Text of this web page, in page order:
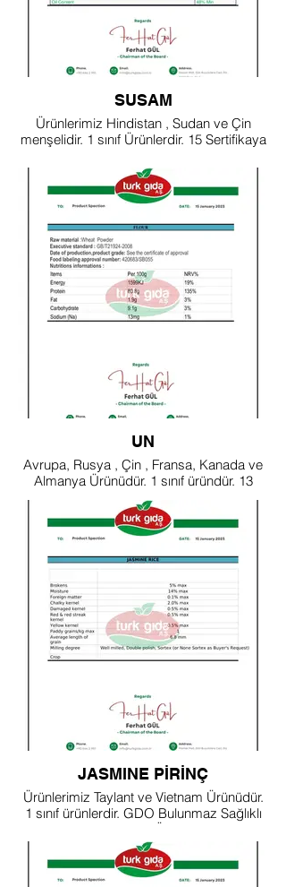
SUSAM
Ürünlerimiz Hindistan , Sudan ve Çin
menşelidir. 1 sınıf Ürünlerdir. 15 Sertifikaya
UN
Avrupa, Rusya , Çin , Fransa, Kanada ve
Almanya Ürünüdür. 1 sınıf üründür. 13
Sertifikaya Sahiptir.
JASMINE PİRİNÇ
Ürünlerimiz Taylant ve Vietnam Ürünüdür.
1 sınıf ürünlerdir. GDO Bulunmaz Sağlıklı
18 Sertifikalı Üründür.